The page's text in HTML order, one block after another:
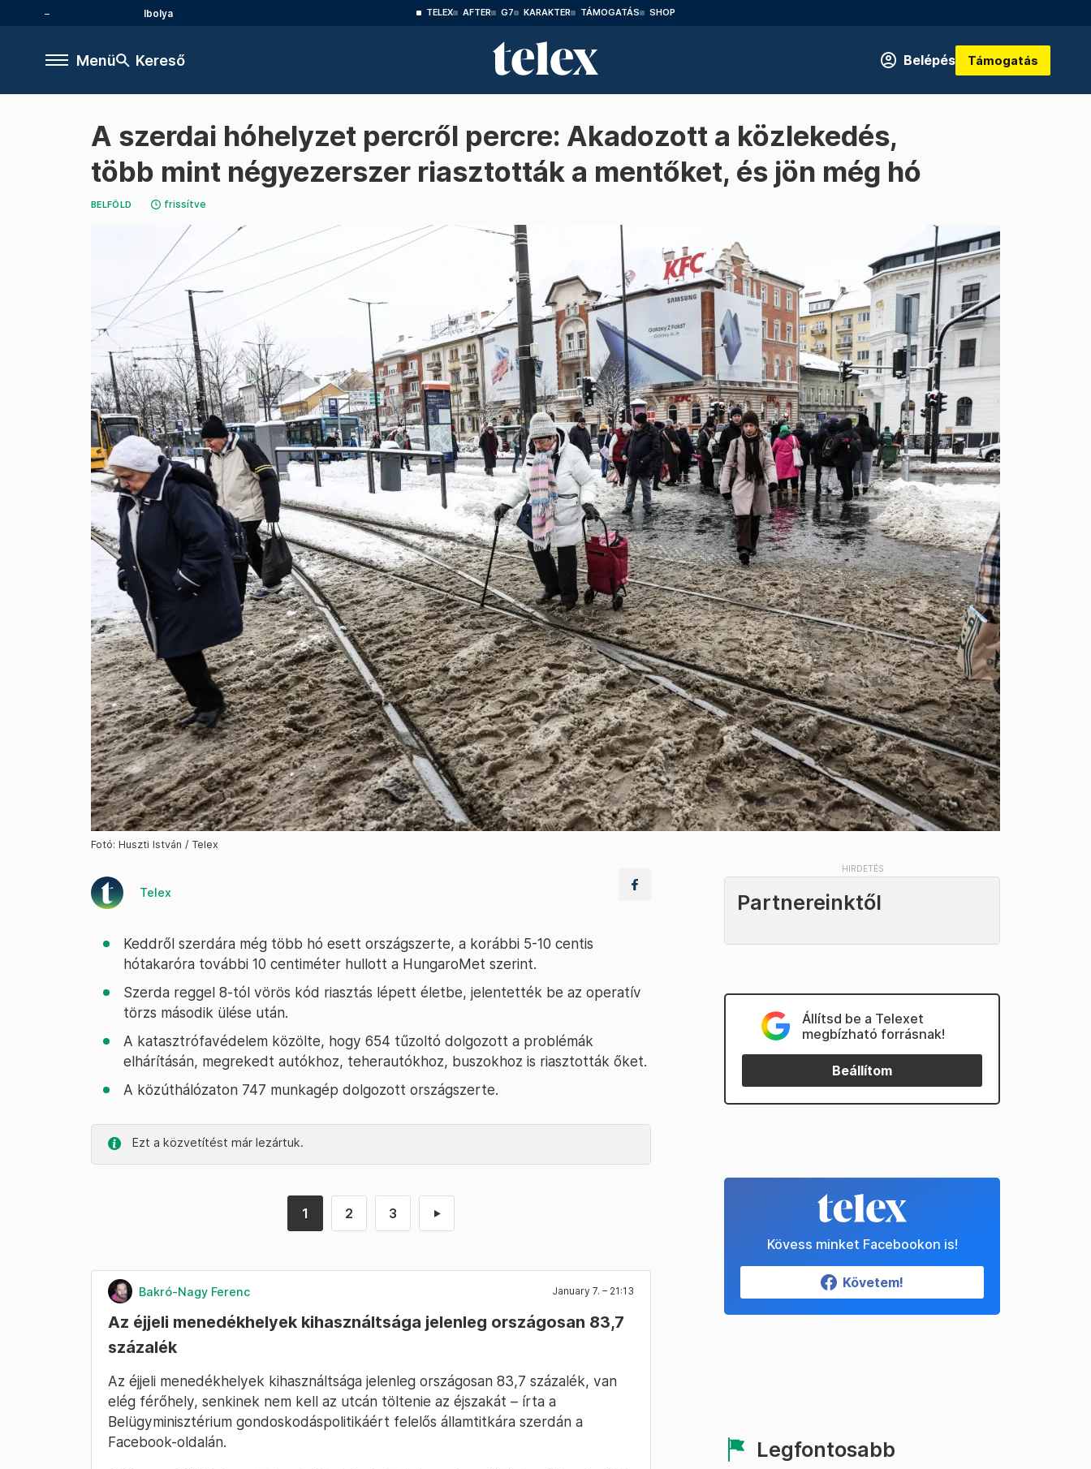
Ibolya TELEX AFTER G7 KARAKTER TÁMOGATÁS SHOP
Menü Kereső Belépés Támogatás
A szerdai hóhelyzet percről percre: Akadozott a közlekedés,
több mint négyezerszer riasztották a mentőket, és jön még hó
BELFÖLD frissítve
Fotó: Huszti István / Telex
Telex
Keddről szerdára még több hó esett országszerte, a korábbi 5-10 centis
hótakaróra további 10 centiméter hullott a HungaroMet szerint.
Szerda reggel 8-tól vörös kód riasztás lépett életbe, jelentették be az operatív
törzs második ülése után.
A katasztrófavédelem közölte, hogy 654 tűzoltó dolgozott a problémák
elhárításán, megrekedt autókhoz, teherautókhoz, buszokhoz is riasztották őket.
A közúthálózaton 747 munkagép dolgozott országszerte.
Ezt a közvetítést már lezártuk.
1 2 3 ►
Bakró-Nagy Ferenc January 7. – 21:13
Az éjjeli menedékhelyek kihasználtsága jelenleg országosan 83,7
százalék
Az éjjeli menedékhelyek kihasználtsága jelenleg országosan 83,7 százalék, van
elég férőhely, senkinek nem kell az utcán töltenie az éjszakát – írta a
Belügyminisztérium gondoskodáspolitikáért felelős államtitkára szerdán a
Facebook-oldalán.
Partnereinktől
Állítsd be a Telexet
megbízható forrásnak!
Beállítom
Kövess minket Facebookon is!
Követem!
Legfontosabb